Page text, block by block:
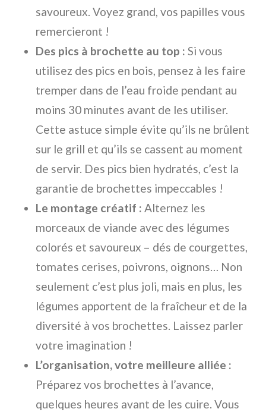
savoureux. Voyez grand, vos papilles vous
remercieront !
Des pics à brochette au top : Si vous
utilisez des pics en bois, pensez à les faire
tremper dans de l’eau froide pendant au
moins 30 minutes avant de les utiliser.
Cette astuce simple évite qu’ils ne brûlent
sur le grill et qu’ils se cassent au moment
de servir. Des pics bien hydratés, c’est la
garantie de brochettes impeccables !
Le montage créatif : Alternez les
morceaux de viande avec des légumes
colorés et savoureux – dés de courgettes,
tomates cerises, poivrons, oignons… Non
seulement c’est plus joli, mais en plus, les
légumes apportent de la fraîcheur et de la
diversité à vos brochettes. Laissez parler
votre imagination !
L’organisation, votre meilleure alliée :
Préparez vos brochettes à l’avance,
quelques heures avant de les cuire. Vous